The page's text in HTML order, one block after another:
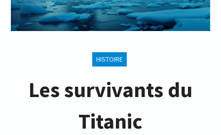
HISTOIRE
Les survivants du
Titanic